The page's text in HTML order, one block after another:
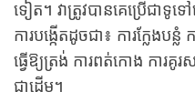
ទៀត។ វាត្រូវបានគេប្រើជាទូ
ការបង្កើតដូចជា៖ ការក្លែងបន្លំ
ធ្វើឱ្យត្រង់ ការពត់កោង ការគូ
ជាដើម។